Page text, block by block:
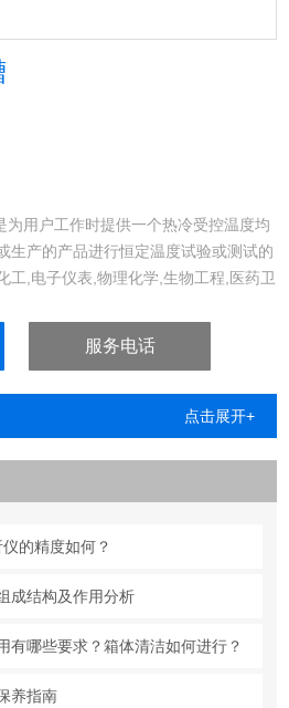
为用户工作时提供一个热冷受控温度均
生产的产品进行恒定温度试验或测试的
工,电子仪表,物理化学,生物工程,医药卫
服务电话
点击展开+
的精度如何？
成结构及作用分析
有哪些要求？箱体清洁如何进行？
养指南